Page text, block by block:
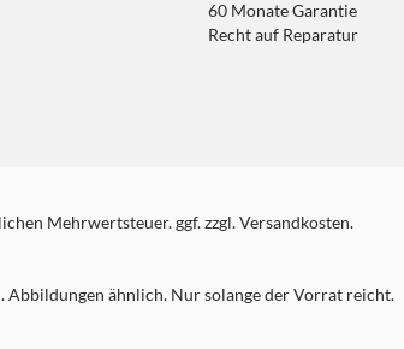
60 Monate Garantie
Recht auf Reparatur
Mehrwertsteuer. ggf. zzgl. Versandkosten.
ähnlich. Nur solange der Vorrat reicht.